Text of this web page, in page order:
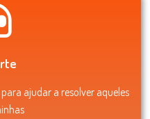
ajudar a resolver aqueles